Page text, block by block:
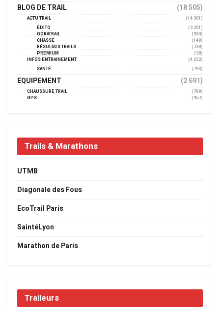
BLOG DE TRAIL (18 505)
ACTU TRAIL
(14 301)
EDITO
(3 351)
GORATRAIL
(390)
CHASSE
(149)
RÉSULTATS TRAILS
(738)
PREMIUM
(38)
INFOS ENTRAINEMENT
(4 232)
SANTÉ
(793)
EQUIPEMENT (2 691)
CHAUSSURE TRAIL
(799)
GPS
(957)
Trails & Marathons
UTMB
Diagonale des Fous
EcoTrail Paris
SaintéLyon
Marathon de Paris
Traileurs